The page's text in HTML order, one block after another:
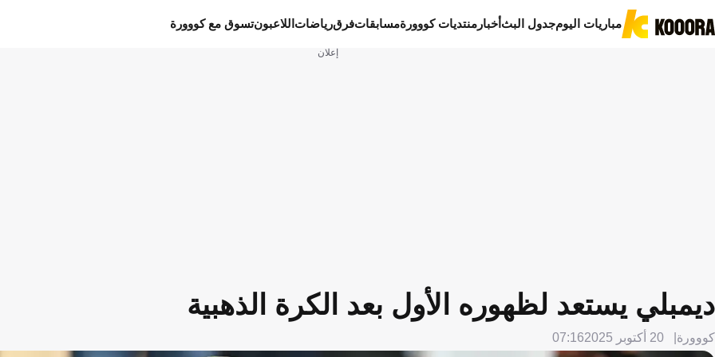
مباريات اليومجدول البثأخبار منتديات كووورةمسابقاتفرقرياضات اللاعبونتسوق مع كووورة
إعلان
ديمبلي يستعد لظهوره الأول بعد الكرة الذهبية
كووورة 20 أكتوبر 2025 07:16